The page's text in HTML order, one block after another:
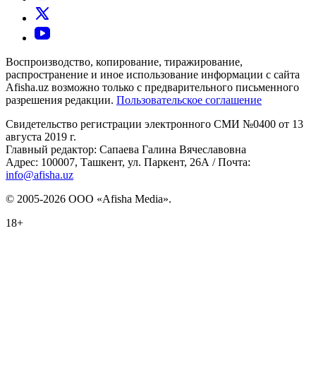
Воспроизводство, копирование, тиражирование,
распространение и иное использование информации с сайта
Afisha.uz возможно только с предварительного письменного
разрешения редакции. Пользовательское соглашение
Свидетельство регистрации электронного СМИ №0400 от 13
августа 2019 г.
Главный редактор: Сапаева Галина Вячеславовна
Адрес: 100007, Ташкент, ул. Паркент, 26А / Почта:
info@afisha.uz
© 2005-2026 ООО «Afisha Media».
18+